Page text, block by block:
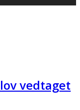
vedtaget